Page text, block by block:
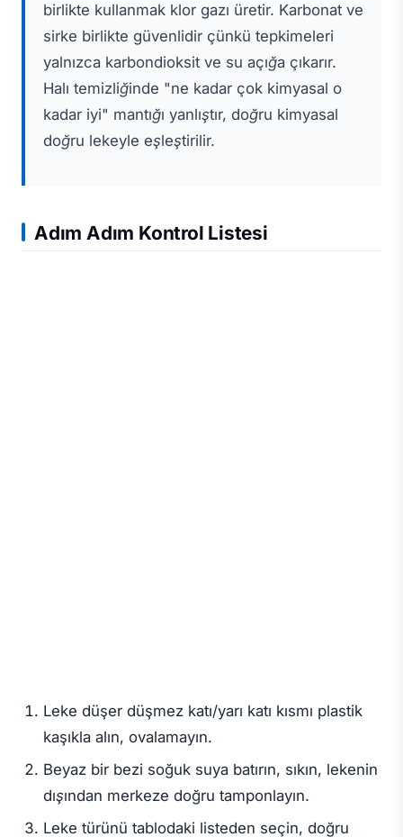
birlikte kullanmak klor gazı üretir. Karbonat ve
sirke birlikte güvenlidir çünkü tepkimeleri
yalnızca karbondioksit ve su açığa çıkarır.
Halı temizliğinde "ne kadar çok kimyasal o
kadar iyi" mantığı yanlıştır, doğru kimyasal
doğru lekeyle eşleştirilir.
Adım Adım Kontrol Listesi
Leke düşer düşmez katı/yarı katı kısmı plastik
kaşıkla alın, ovalamayın.
Beyaz bir bezi soğuk suya batırın, sıkın, lekenin
dışından merkeze doğru tamponlayın.
Leke türünü tablodaki listeden seçin, doğru